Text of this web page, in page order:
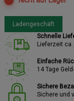
Ladengeschäft
Schnelle
Lieferzeit
Einfache
14 Tage
Sichere
Sichere und